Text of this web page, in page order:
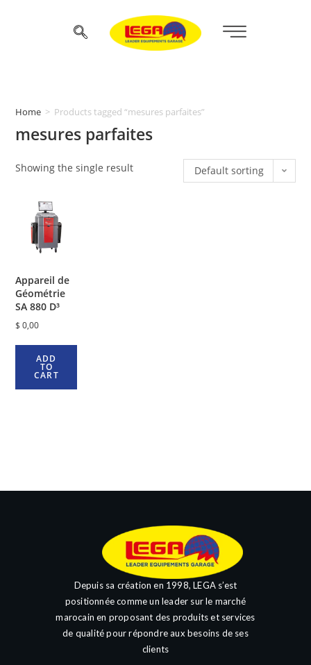
Home > Products tagged “mesures parfaites”
mesures parfaites
Showing the single result Default sorting
Appareil de
Géométrie
SA 880 D³
$ 0,00
ADD
TO
CART
Depuis sa création en 1998, LEGA s’est
positionnée comme un leader sur le marché
marocain en proposant des produits et services
de qualité pour répondre aux besoins de ses
clients